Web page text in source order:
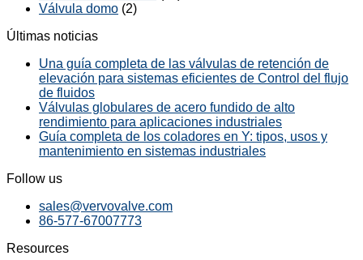
Válvula domo (2)
Últimas noticias
Una guía completa de las válvulas de retención de
elevación para sistemas eficientes de Control del flujo
de fluidos
Válvulas globulares de acero fundido de alto
rendimiento para aplicaciones industriales
Guía completa de los coladores en Y: tipos, usos y
mantenimiento en sistemas industriales
Follow us
sales@vervovalve.com
86-577-67007773
Resources